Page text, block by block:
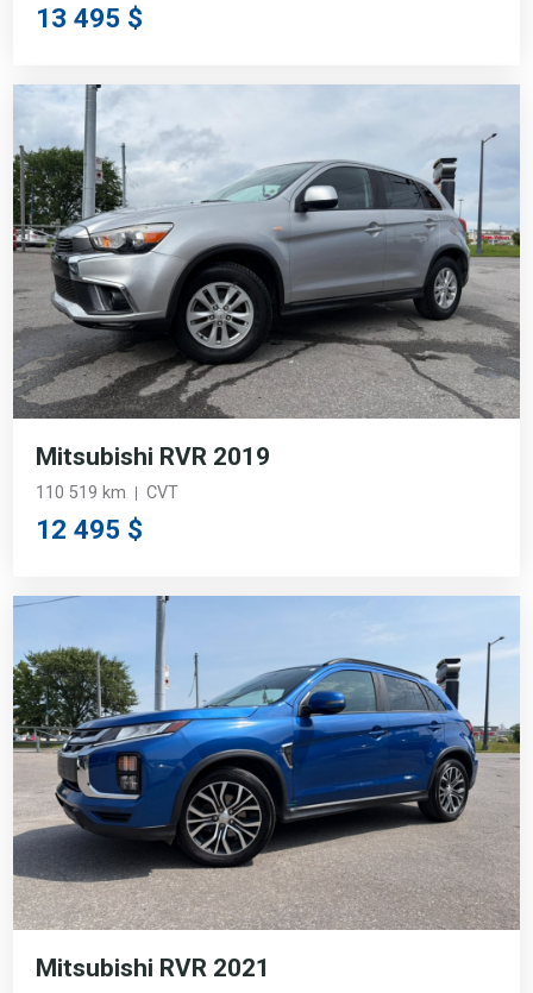
13 495 $
Mitsubishi RVR 2019
110 519 km CVT
12 495 $
Mitsubishi RVR 2021